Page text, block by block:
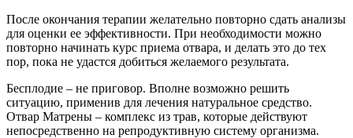
После окончания терапии желательно повторно сдать анализы
для оценки ее эффективности. При необходимости можно
повторно начинать курс приема отвара, и делать это до тех
пор, пока не удастся добиться желаемого результата.
Бесплодие – не приговор. Вполне возможно решить
ситуацию, применив для лечения натуральное средство.
Отвар Матрены – комплекс из трав, которые действуют
непосредственно на репродуктивную систему организма.